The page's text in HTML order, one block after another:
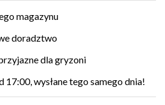
magazynu
doradztwo
dla gryzoni
17:00, wysłane tego samego dnia!